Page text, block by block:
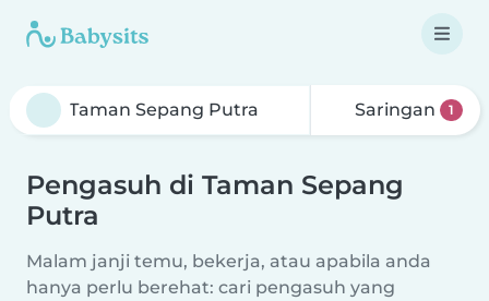
Saringan 1
Pengasuh di Taman Sepang
Putra
Malam janji temu, bekerja, atau apabila anda
hanya perlu berehat: cari pengasuh yang